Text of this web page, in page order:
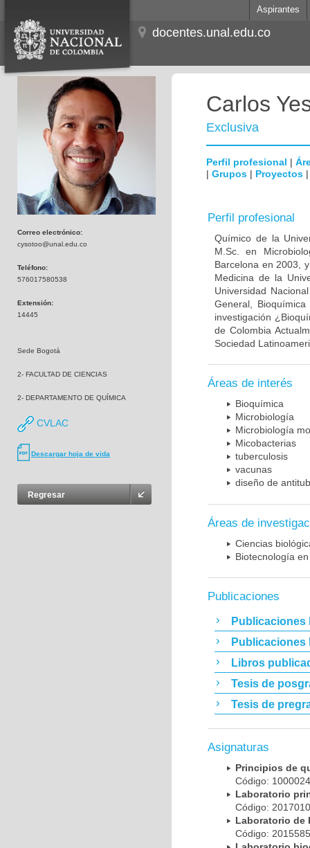
Aspirantes
docentes.unal.edu.co
Correo electrónico:
cysotoo@unal.edu.co
Teléfono:
576017580538
Extensión:
14445
Sede Bogotá
2- FACULTAD DE CIENCIAS
2- DEPARTAMENTO DE QUÍMICA
CVLAC
Descargar hoja de vida
Regresar
Carlos
Exclusiva
Perfil profesional |
| Grupos | Proyectos
Perfil profesional
Químico de la
M.Sc. en
Barcelona en 2003,
Medicina de la
Universidad
General,
investigación
de Colombia
Sociedad
Áreas de interés
Bioquímica
Microbiología
Microbiología
Micobacterias
tuberculosis
vacunas
diseño de
Áreas de
Ciencias
Biotecnología
Publicaciones
Publicaciones
Publicaciones
Libros
Tesis de
Tesis de
Asignaturas
Principios de
Código:
Laboratorio
Código:
Laboratorio de
Código: